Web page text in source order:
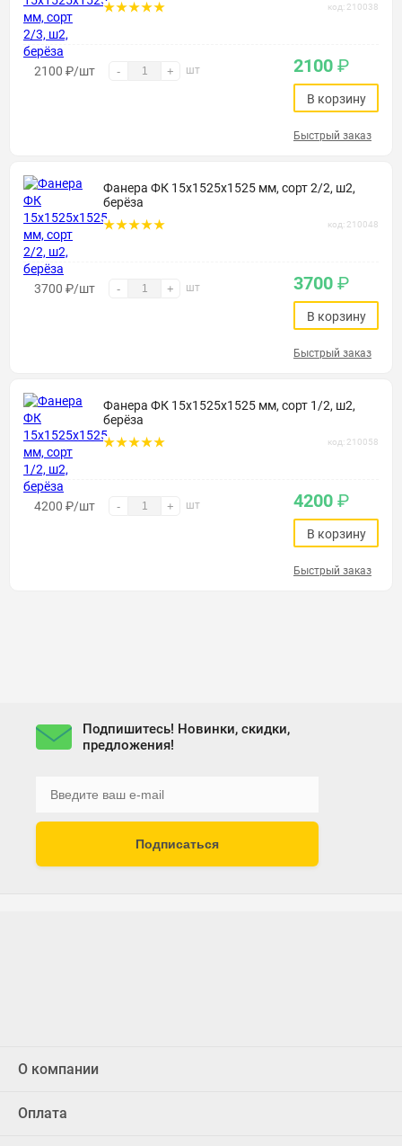
код: 210038
2100 ₽/шт - + шт 2100 ₽
В корзину
Быстрый заказ
Фанера ФК 15х1525х1525 мм, сорт 2/2, ш2,
берёза
код: 210048
3700 ₽/шт - + шт 3700 ₽
В корзину
Быстрый заказ
Фанера ФК 15х1525х1525 мм, сорт 1/2, ш2,
берёза
код: 210058
4200 ₽/шт - + шт 4200 ₽
В корзину
Быстрый заказ
Подпишитесь! Новинки, скидки,
предложения!
Подписаться
О компании
Оплата